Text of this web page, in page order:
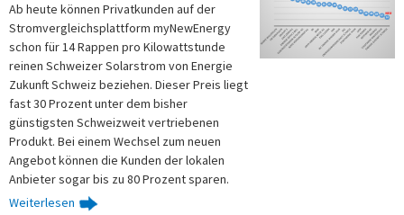
Ab heute können Privatkunden auf der
Stromvergleichsplattform myNewEnergy
schon für 14 Rappen pro Kilowattstunde
reinen Schweizer Solarstrom von Energie
Zukunft Schweiz beziehen. Dieser Preis liegt
fast 30 Prozent unter dem bisher
günstigsten Schweizweit vertriebenen
Produkt. Bei einem Wechsel zum neuen
Angebot können die Kunden der lokalen
Anbieter sogar bis zu 80 Prozent sparen.
Weiterlesen